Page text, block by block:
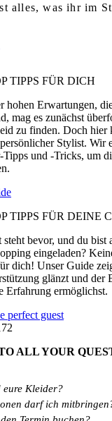
alles, was ihr im
TIPPS FÜR DICH
hohen Erwartungen,
mag es zunächst
zu finden. Doch hier
Stylist. Wir
Tipps und -Tricks, um
TIPPS FÜR DEINE
bevor, und du bist
eingeladen?
dich! Unser Guide
glänzt und der
Erfahrung ermöglichst.
perfect guest
ALLYOUR
eure Kleider?
darf ich